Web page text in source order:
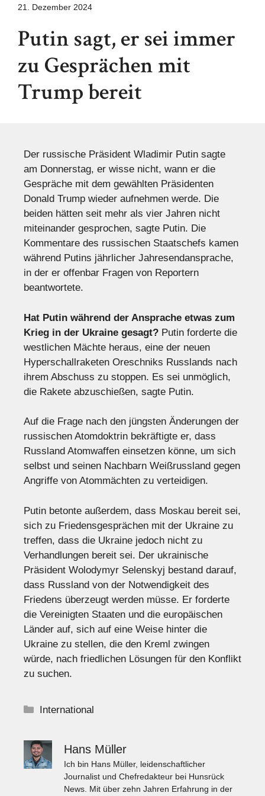
21. Dezember 2024
Putin sagt, er sei immer
zu Gesprächen mit
Trump bereit
Der russische Präsident Wladimir Putin sagte
am Donnerstag, er wisse nicht, wann er die
Gespräche mit dem gewählten Präsidenten
Donald Trump wieder aufnehmen werde. Die
beiden hätten seit mehr als vier Jahren nicht
miteinander gesprochen, sagte Putin. Die
Kommentare des russischen Staatschefs kamen
während Putins jährlicher Jahresendansprache,
in der er offenbar Fragen von Reportern
beantwortete.
Hat Putin während der Ansprache etwas zum
Krieg in der Ukraine gesagt? Putin forderte die
westlichen Mächte heraus, eine der neuen
Hyperschallraketen Oreschniks Russlands nach
ihrem Abschuss zu stoppen. Es sei unmöglich,
die Rakete abzuschießen, sagte Putin.
Auf die Frage nach den jüngsten Änderungen der
russischen Atomdoktrin bekräftigte er, dass
Russland Atomwaffen einsetzen könne, um sich
selbst und seinen Nachbarn Weißrussland gegen
Angriffe von Atommächten zu verteidigen.
Putin betonte außerdem, dass Moskau bereit sei,
sich zu Friedensgesprächen mit der Ukraine zu
treffen, dass die Ukraine jedoch nicht zu
Verhandlungen bereit sei. Der ukrainische
Präsident Wolodymyr Selenskyj bestand darauf,
dass Russland von der Notwendigkeit des
Friedens überzeugt werden müsse. Er forderte
die Vereinigten Staaten und die europäischen
Länder auf, sich auf eine Weise hinter die
Ukraine zu stellen, die den Kreml zwingen
würde, nach friedlichen Lösungen für den Konflikt
zu suchen.
Kategorien
International
Hans Müller
Ich bin Hans Müller, leidenschaftlicher
Journalist und Chefredakteur bei Hunsrück
News. Mit über zehn Jahren Erfahrung in der